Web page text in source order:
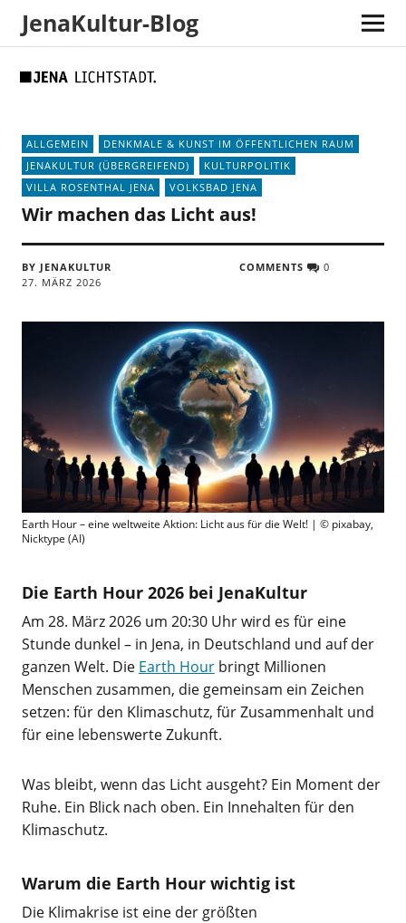
map
JenaKultur-Blog
ALLGEMEIN
DENKMALE & KUNST IM ÖFFENTLICHEN RAUM
JENAKULTUR (ÜBERGREIFEND)
KULTURPOLITIK
VILLA ROSENTHAL JENA
VOLKSBAD JENA
Wir machen das Licht aus!
BY JENAKULTUR
27. MÄRZ 2026
COMMENTS 0
Earth Hour – eine weltweite Aktion: Licht aus für die Welt! | © pixabay,
Nicktype (AI)
Die Earth Hour 2026 bei JenaKultur
Am 28. März 2026 um 20:30 Uhr wird es für eine
Stunde dunkel – in Jena, in Deutschland und auf der
ganzen Welt. Die Earth Hourbringt Millionen
Menschen zusammen, die gemeinsam ein Zeichen
setzen: für den Klimaschutz, für Zusammenhalt und
für eine lebenswerte Zukunft.
Was bleibt, wenn das Licht ausgeht? Ein Moment der
Ruhe. Ein Blick nach oben. Ein Innehalten für den
Klimaschutz.
Warum die Earth Hour wichtig ist
Die Klimakrise ist eine der größten